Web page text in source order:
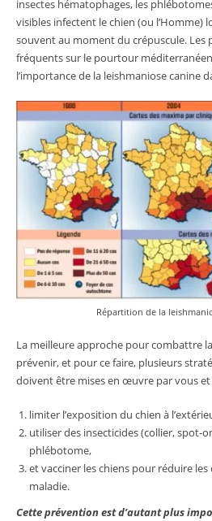
insectes hématophages, les
visibles infectent le chien (ou l’Homme)
souvent au moment du crépuscule.
fréquents sur le pourtour
l’importance de la leishmaniose canine
Répartition de la
La meilleure approche pour combattre
prévenir, et pour ce faire, plusieurs
doivent être mises en œuvre par vous
limiter l’exposition du chien à
utiliser des insecticides (collier, spot-
phlébotome,
et vacciner les chiens pour réduire les
maladie.
Cette prévention est d’autant plus